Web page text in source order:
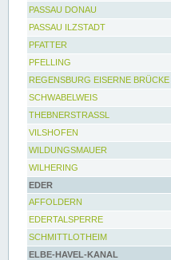
PASSAU DONAU
PASSAU ILZSTADT
PFATTER
PFELLING
REGENSBURG EISERNE BRÜCKE
SCHWABELWEIS
THEBNERSTRASSL
VILSHOFEN
WILDUNGSMAUER
WILHERING
EDER
AFFOLDERN
EDERTALSPERRE
SCHMITTLOTHEIM
ELBE-HAVEL-KANAL